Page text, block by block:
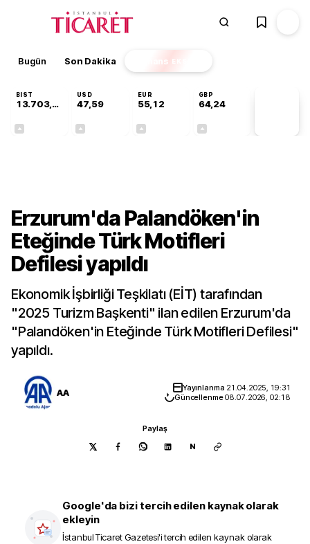
Bugün Son Dakika Finans EKSTRA
BIST
13.703,13
USD
47,59
EUR
55,12
GBP
64,24
Erzurum'da Palandöken'in
Eteğinde Türk Motifleri
Defilesi yapıldı
Ekonomik İşbirliği Teşkilatı (EİT) tarafından
"2025 Turizm Başkenti" ilan edilen Erzurum'da
"Palandöken'in Eteğinde Türk Motifleri Defilesi"
yapıldı.
AA Yayınlanma 21.04.2025, 19:31
Güncellenme08.07.2026, 02:18
Paylaş
N
Google'da bizi tercih edilen kaynak olarak
ekleyin
İstanbul Ticaret Gazetesi'i tercih edilen kaynak olarak